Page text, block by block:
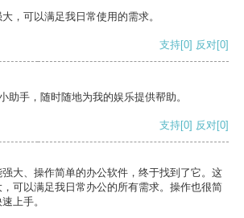
，可以满足我日常使用的需求。
支持[0] 反对[0]
助手，随时随地为我的娱乐提供帮助。
支持[0] 反对[0]
大、操作简单的办公软件，终于找到了它。这
可以满足我日常办公的所有需求。操作也很简
上手。